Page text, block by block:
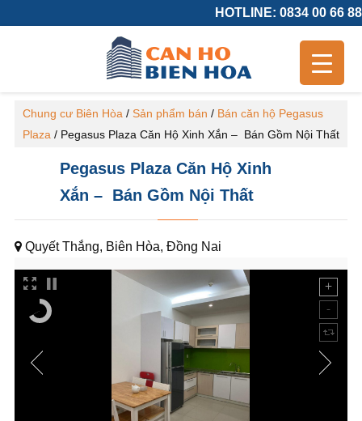
HOTLINE: 0834 00 66 88
Chung cư Biên Hòa / Sản phẩm bán / Bán căn hộ Pegasus
Plaza / Pegasus Plaza Căn Hộ Xinh Xắn – Bán Gồm Nội Thất
Pegasus Plaza Căn Hộ Xinh
Xắn – Bán Gồm Nội Thất
Quyết Thắng, Biên Hòa, Đồng Nai